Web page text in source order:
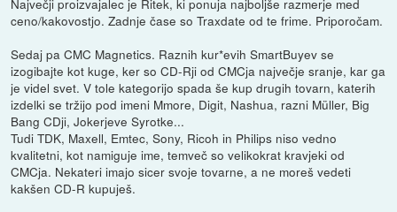
Največji proizvajalec je Ritek, ki ponuja najboljše razmerje med
ceno/kakovostjo. Zadnje čase so Traxdate od te frime. Priporočam.
Sedaj pa CMC Magnetics. Raznih kur*evih SmartBuyev se
izogibajte kot kuge, ker so CD-Rji od CMCja največje sranje, kar ga
je videl svet. V tole kategorijo spada še kup drugih tovarn, katerih
izdelki se tržijo pod imeni Mmore, Digit, Nashua, razni Müller, Big
Bang CDji, Jokerjeve Syrotke...
Tudi TDK, Maxell, Emtec, Sony, Ricoh in Philips niso vedno
kvalitetni, kot namiguje ime, temveč so velikokrat kravjeki od
CMCja. Nekateri imajo sicer svoje tovarne, a ne moreš vedeti
kakšen CD-R kupuješ.